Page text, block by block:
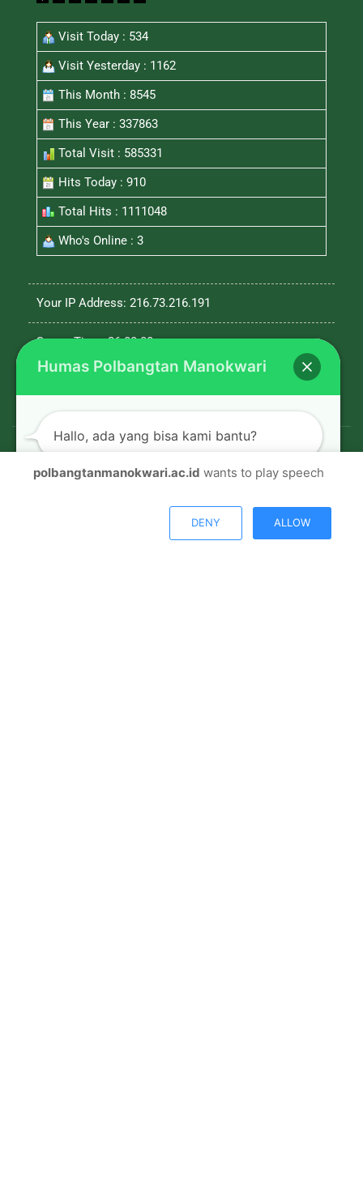
Visit Today : 534
Visit Yesterday : 1162
This Month : 8545
This Year : 337863
Total Visit : 585331
Hits Today : 910
Total Hits : 1111048
Who's Online : 3
Your IP Address: 216.73.216.191
Server Time: 26-08-08
Humas Polbangtan Manokwari
Hallo, ada yang bisa kami bantu?
polbangtanmanokwari.ac.id wants to play speech
DENY ALLOW